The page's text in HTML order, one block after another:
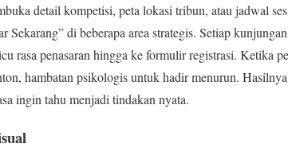
detail kompetisi, peta lokasi tribun, atau jadwal
di beberapa area strategis. Setiap
rasa penasaran hingga ke formulir registrasi. Ketika
hambatan psikologis untuk hadir menurun.
ingin tahu menjadi tindakan nyata.